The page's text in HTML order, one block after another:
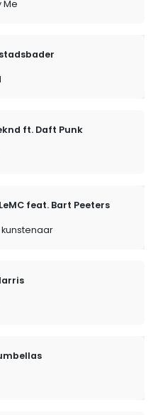
Me
ft. Daft Punk
feat. Bart Peeters